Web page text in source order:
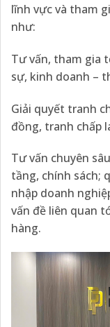
lĩnh vực và tham
như:
Tư vấn, tham gia
sự, kinh doanh –
Giải quyết tranh
đồng, tranh chấp
Tư vấn chuyên
tầng, chính sách;
nhập doanh
vấn đề liên quan
hàng.